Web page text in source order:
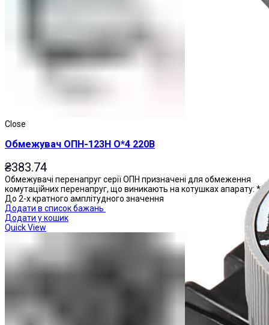
Close
Обмежувач ОПН-123Н О*4 220В
₴383.74
Обмежувачі перенапруг серії ОПН призначені для обмеження
комутаційних перенапруг, що виникають на котушках апарату: *
До 2-х кратного амплітудного значення
Додати в список бажань
Додати у кошик
Quick View